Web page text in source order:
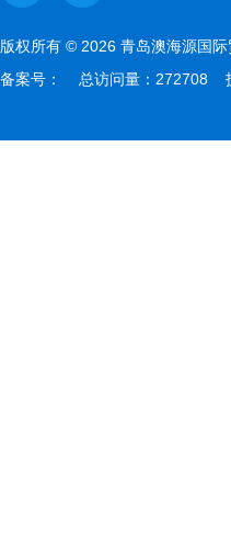
版权所有 © 2026 青岛澳海源国
备案号：
总访问量：272708